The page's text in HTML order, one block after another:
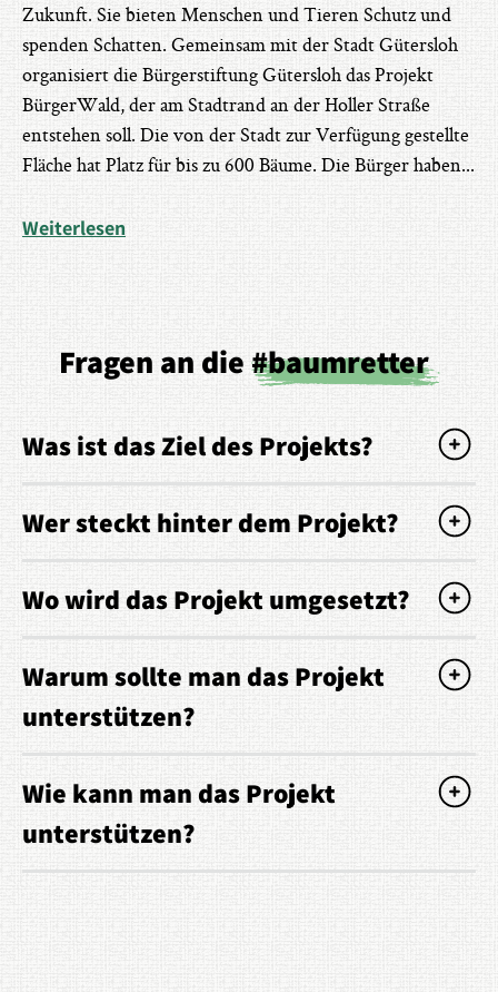
Zukunft. Sie bieten Menschen und Tieren Schutz und
spenden Schatten. Gemeinsam mit der Stadt Gütersloh
organisiert die Bürgerstiftung Gütersloh das Projekt
BürgerWald, der am Stadtrand an der Holler Straße
entstehen soll. Die von der Stadt zur Verfügung gestellte
Fläche hat Platz für bis zu 600 Bäume. Die Bürger haben...
Weiterlesen
Fragen an die#baumretter
Was ist das Ziel des Projekts?
Wer steckt hinter dem Projekt?
Wo wird das Projekt umgesetzt?
Warum sollte man das Projekt
unterstützen?
Wie kann man das Projekt
unterstützen?